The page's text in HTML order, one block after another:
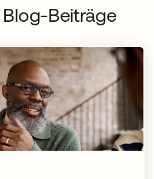
Beiträge